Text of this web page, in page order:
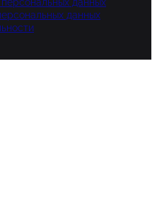
данных